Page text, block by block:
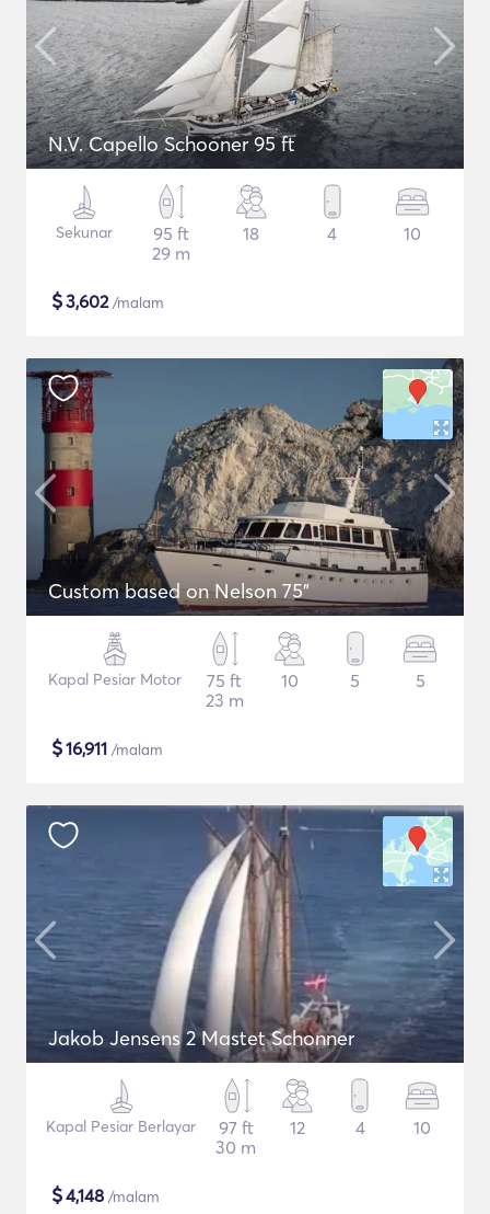
N.V. Capello Schooner 95 ft
Sekunar
95 ft
29 m
18 4 10
$3,602/malam
Custom based on Nelson 75"
Kapal Pesiar Motor
75 ft
23 m
10 5 5
$16,911 /malam
Jakob Jensens 2 Mastet Schonner
Kapal Pesiar Berlayar
97 ft
30 m
12 4 10
$4,148 /malam